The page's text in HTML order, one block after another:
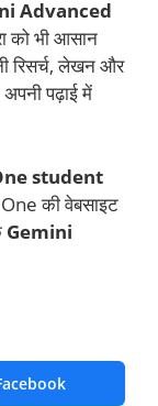
Advanced
को भी आसान
रिसर्च, लेखन और
पढ़ाई में
student
की वेबसाइट
Gemini